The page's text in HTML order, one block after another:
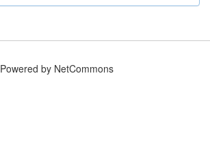
Powered by NetCommons